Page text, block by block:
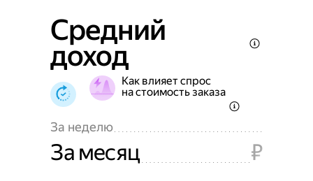
Средний
доход
Как влияет спрос
на стоимость заказа
За неделю
За месяц ₽